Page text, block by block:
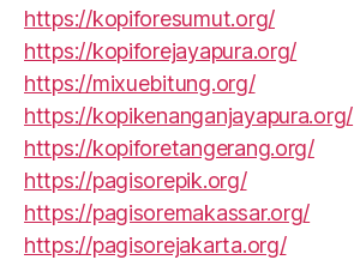
https://kopiforesumut.org/
https://kopiforejayapura.org/
https://mixuebitung.org/
https://kopikenanganjayapura.org/
https://kopiforetangerang.org/
https://pagisorepik.org/
https://pagisoremakassar.org/
https://pagisorejakarta.org/